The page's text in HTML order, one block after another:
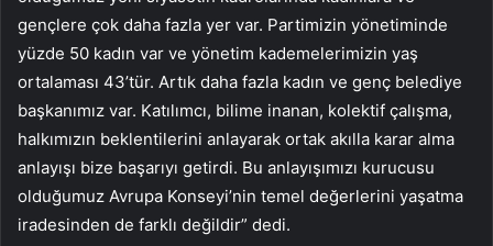
gençlere çok daha fazla yer var. Partimizin yönetiminde
yüzde 50 kadın var ve yönetim kademelerimizin yaş
ortalaması 43’tür. Artık daha fazla kadın ve genç belediye
başkanımız var. Katılımcı, bilime inanan, kolektif çalışma,
halkımızın beklentilerini anlayarak ortak akılla karar alma
anlayışı bize başarıyı getirdi. Bu anlayışımızı kurucusu
olduğumuz Avrupa Konseyi’nin temel değerlerini yaşatma
iradesinden de farklı değildir” dedi.